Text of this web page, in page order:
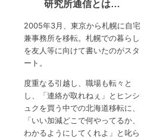
研究所通信とは…
2005年3月、東京から札幌に自宅
兼事務所を移転。札幌での暮らし
を友人等に向けて書いたのがスタ
ート。
度重なる引越し、職場も転々と
し、「連絡が取れねぇ」とヒンシ
ュクを買う中での北海道移転に、
「いい加減どこで何やってるか、
わかるようにしてくれよ」と叱ら